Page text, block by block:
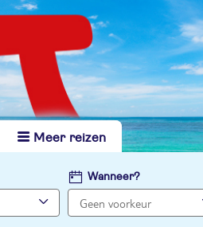
Meer reizen
Wanneer?